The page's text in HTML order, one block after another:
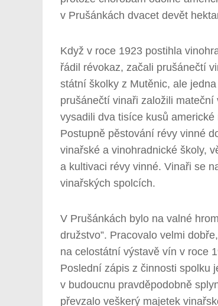
v Prušánkách dvacet devět
Když v roce 1923 postihla
řádil révokaz, začali prušánečtí
státní školky z Mutěnic, ale
prušánečtí vinaři založili
vysadili dva tisíce kusů
Postupně pěstování révy vinné
vinařské a vinohradnické školy,
a kultivaci révy vinné. Vinaři se
vinařských spolcích.
V Prušánkách bylo na valné
družstvo”. Pracovalo velmi
na celostátní výstavě vín v roce
Poslední zápis z činnosti spolku
v budoucnu pravděpodobně
převzalo veškerý majetek